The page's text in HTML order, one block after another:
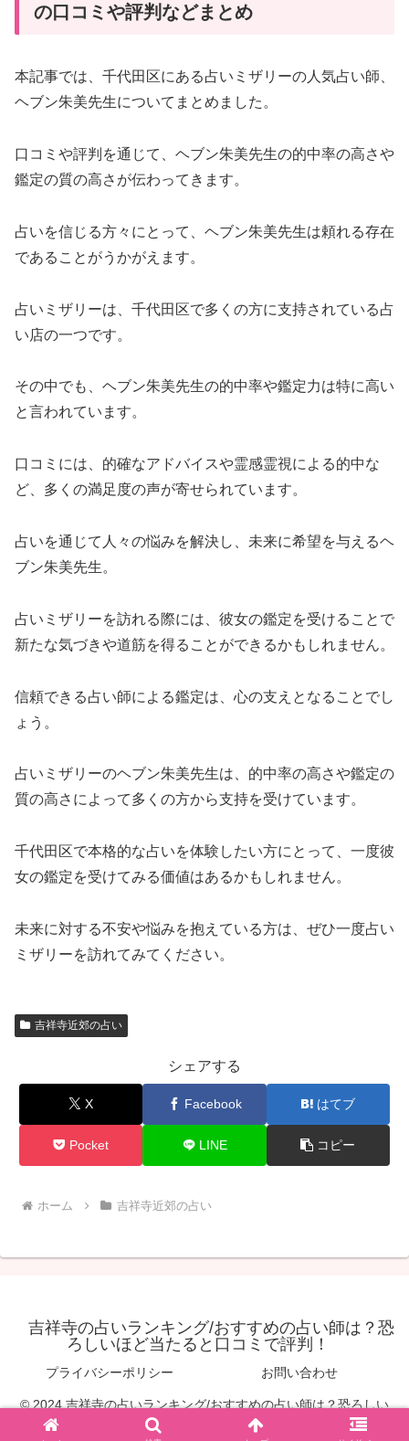
の口コミや評判などまとめ
本記事では、千代田区にある占いミザリーの人気占い師、
ヘブン朱美先生についてまとめました。
口コミや評判を通じて、ヘブン朱美先生の的中率の高さや
鑑定の質の高さが伝わってきます。
占いを信じる方々にとって、ヘブン朱美先生は頼れる存在
であることがうかがえます。
占いミザリーは、千代田区で多くの方に支持されている占
い店の一つです。
その中でも、ヘブン朱美先生の的中率や鑑定力は特に高い
と言われています。
口コミには、的確なアドバイスや霊感霊視による的中な
ど、多くの満足度の声が寄せられています。
占いを通じて人々の悩みを解決し、未来に希望を与えるヘ
ブン朱美先生。
占いミザリーを訪れる際には、彼女の鑑定を受けることで
新たな気づきや道筋を得ることができるかもしれません。
信頼できる占い師による鑑定は、心の支えとなることでし
ょう。
占いミザリーのヘブン朱美先生は、的中率の高さや鑑定の
質の高さによって多くの方から支持を受けています。
千代田区で本格的な占いを体験したい方にとって、一度彼
女の鑑定を受けてみる価値はあるかもしれません。
未来に対する不安や悩みを抱えている方は、ぜひ一度占い
ミザリーを訪れてみてください。
吉祥寺近郊の占い
シェアする
X Facebook はてブ
Pocket LINE コピー
ホーム 吉祥寺近郊の占い
吉祥寺の占いランキング/おすすめの占い師は？恐
ろしいほど当たると口コミで評判！
プライバシーポリシー お問い合わせ
© 2024 吉祥寺の占いランキング/おすすめの占い師は？恐ろしい
ほど当たると口コミで評判！.